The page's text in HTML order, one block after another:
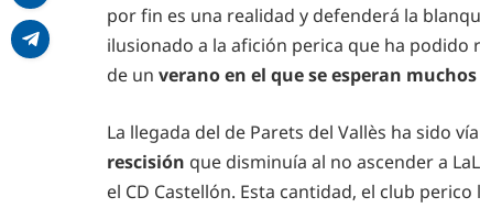
por fin es una realidad y defenderá la
ilusionado a la afición perica que ha
de un verano en el que se esperan
La llegada del de Parets del Vallès ha sido vía
rescisión que disminuía al no ascender a
el CD Castellón. Esta cantidad, el club perico